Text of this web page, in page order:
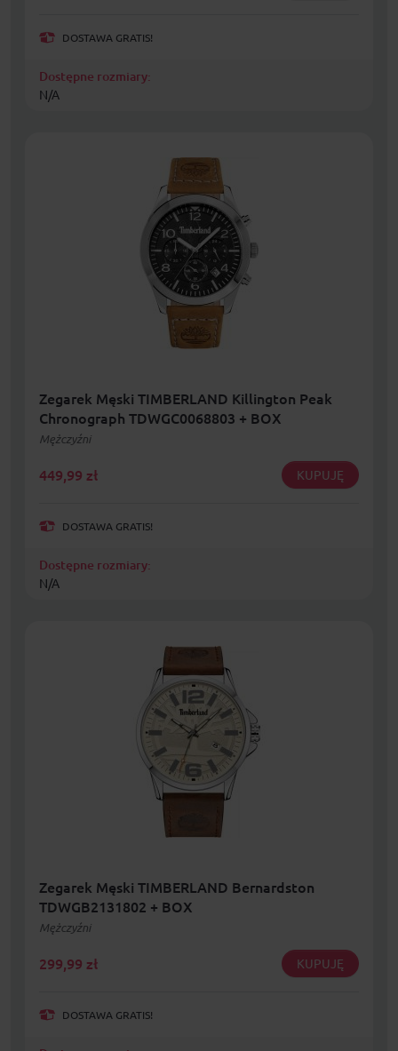
DOSTAWA GRATIS!
Dostępne rozmiary:
N/A
Zegarek Męski TIMBERLAND Killington Peak
Chronograph TDWGC0068803 + BOX
Mężczyźni
449,99 zł KUPUJĘ
DOSTAWA GRATIS!
Dostępne rozmiary:
N/A
Zegarek Męski TIMBERLAND Bernardston
TDWGB2131802 + BOX
Mężczyźni
299,99 zł KUPUJĘ
DOSTAWA GRATIS!